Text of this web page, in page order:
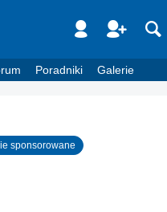
Poradniki Galerie
sponsorowane